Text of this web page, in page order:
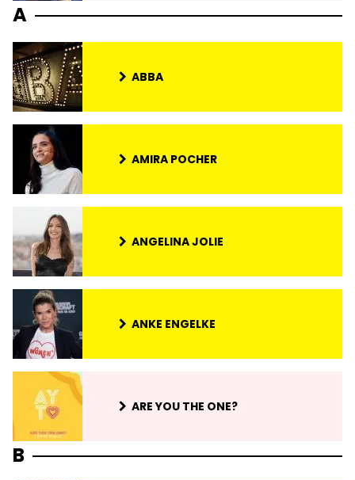
A
ABBA
AMIRA POCHER
ANGELINA JOLIE
ANKE ENGELKE
ARE YOU THE ONE?
B